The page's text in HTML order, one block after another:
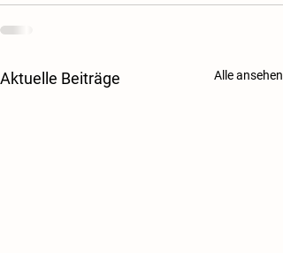
Aktuelle Beiträge Alle ansehen